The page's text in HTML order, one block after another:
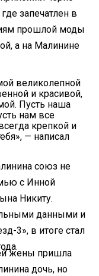
запечатлен в
прошлой моды
а на Малинине
великолепной
и красивой,
Пусть наша
нам все
крепкой и
— написал
союз не
с Инной
Никиту.
данными и
3», в итоге стал
жены пришла
дочь, но